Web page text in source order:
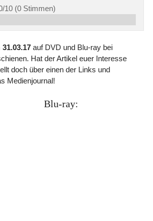
10 (0Stimmen)
31.03.17auf DVD und Blu-ray bei
Hat der Artikel euer Interesse
doch über einen der Links und
Medienjournal!
Blu-ray: